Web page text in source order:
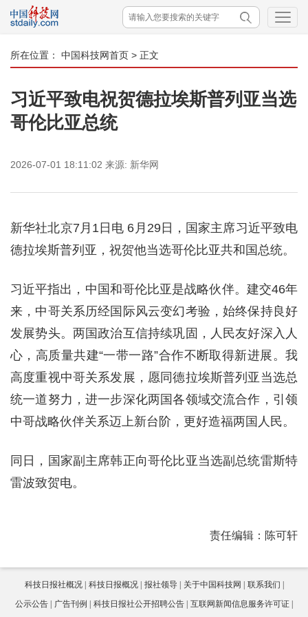
所在位置： 中国科技网首页 > 正文
习近平致电祝贺德拉埃斯普列亚当选
哥伦比亚总统
2026-07-01 18:11:02 来源: 新华网
新华社北京7月1日电 6月29日，国家主席习近平致电
德拉埃斯普列亚，祝贺他当选哥伦比亚共和国总统。
习近平指出，中国和哥伦比亚是战略伙伴。建交46年
来，中哥关系历经国际风云变幻考验，始终保持良好
发展势头。两国政治互信持续巩固，人民友好深入人
心，高质量共建“一带一路”合作不断取得新进展。我
高度重视中哥关系发展，愿同德拉埃斯普列亚当选总
统一道努力，进一步深化两国各领域交流合作，引领
中哥战略伙伴关系迈上新台阶，更好造福两国人民。
同日，国家副主席韩正向哥伦比亚当选副总统雷斯特
雷波致贺电。
责任编辑：陈可轩
科技日报社概况 科技日报概况 报社领导 关于中国科技网
联系我们
公示公告
广告刊例 科技日报社公开招聘公告 互联网新闻信息服务许可证